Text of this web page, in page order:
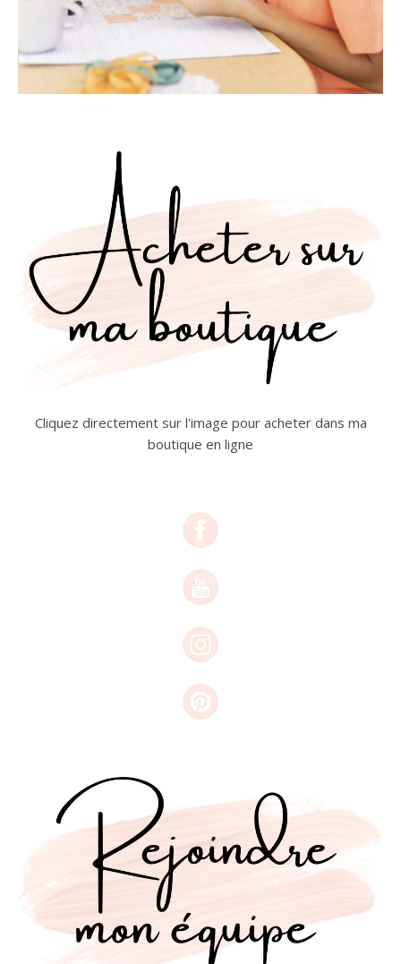
Cliquez directement sur l'image pour acheter dans ma
boutique en ligne